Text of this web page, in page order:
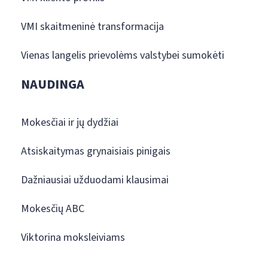
VMI skaitmeninė transformacija
Vienas langelis prievolėms valstybei sumokėti
NAUDINGA
Mokesčiai ir jų dydžiai
Atsiskaitymas grynaisiais pinigais
Dažniausiai užduodami klausimai
Mokesčių ABC
Viktorina moksleiviams